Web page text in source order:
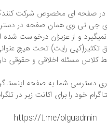
در صفحه ای مخصوص شرکت
۲۴ ساعت در آی جی تی وی همان صفحه
و از عزیزان درخواست
رایت) تحت هیچ
کلاس مسئله اخلاقی و حقوقی
دسترسی شما به صفحه
خود را برای اکانت زیر در